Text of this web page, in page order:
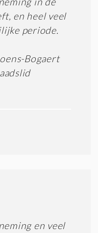
en heel veel
periode.
Bogaert
en veel